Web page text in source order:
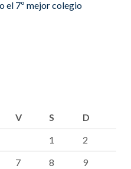
el 7º mejor colegio
V S
D
1
2
7 8
9